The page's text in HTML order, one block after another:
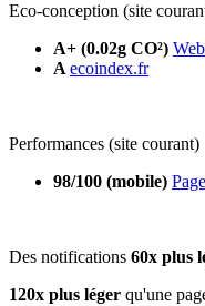
Eco-conception (site
A+ (0.02g CO²)
A ecoindex.fr
Performances (site courant)
98/100 (mobile)
Des notifications 60x plus
120x plus léger qu'une